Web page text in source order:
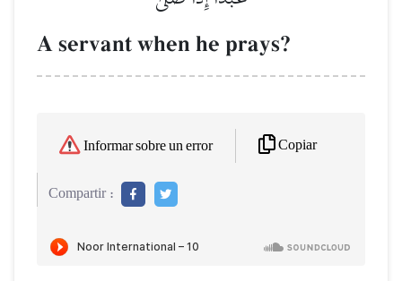
A servant when he prays?
Informar sobre un error Copiar
Compartir :